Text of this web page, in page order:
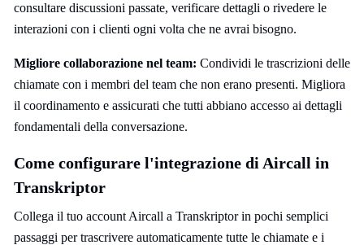
consultare discussioni passate, verificare dettagli o rivedere le
interazioni con i clienti ogni volta che ne avrai bisogno.
Migliore collaborazione nel team: Condividi le trascrizioni delle
chiamate con i membri del team che non erano presenti. Migliora
il coordinamento e assicurati che tutti abbiano accesso ai dettagli
fondamentali della conversazione.
Come configurare l'integrazione di Aircall in
Transkriptor
Collega il tuo account Aircall a Transkriptor in pochi semplici
passaggi per trascrivere automaticamente tutte le chiamate e i